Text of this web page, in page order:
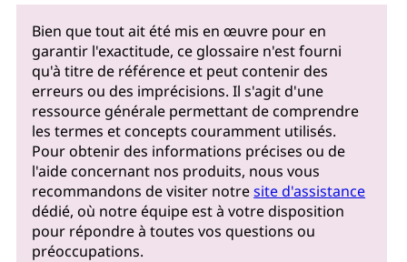
Bien que tout ait été mis en œuvre pour en
garantir l'exactitude, ce glossaire n'est fourni
qu'à titre de référence et peut contenir des
erreurs ou des imprécisions. Il s'agit d'une
ressource générale permettant de comprendre
les termes et concepts couramment utilisés.
Pour obtenir des informations précises ou de
l'aide concernant nos produits, nous vous
recommandons de visiter notresite d'assistance
dédié, où notre équipe est à votre disposition
pour répondre à toutes vos questions ou
préoccupations.